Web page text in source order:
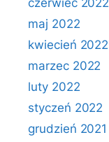
czerwiec 2022
maj 2022
kwiecień 2022
marzec 2022
luty 2022
styczeń 2022
grudzień 2021